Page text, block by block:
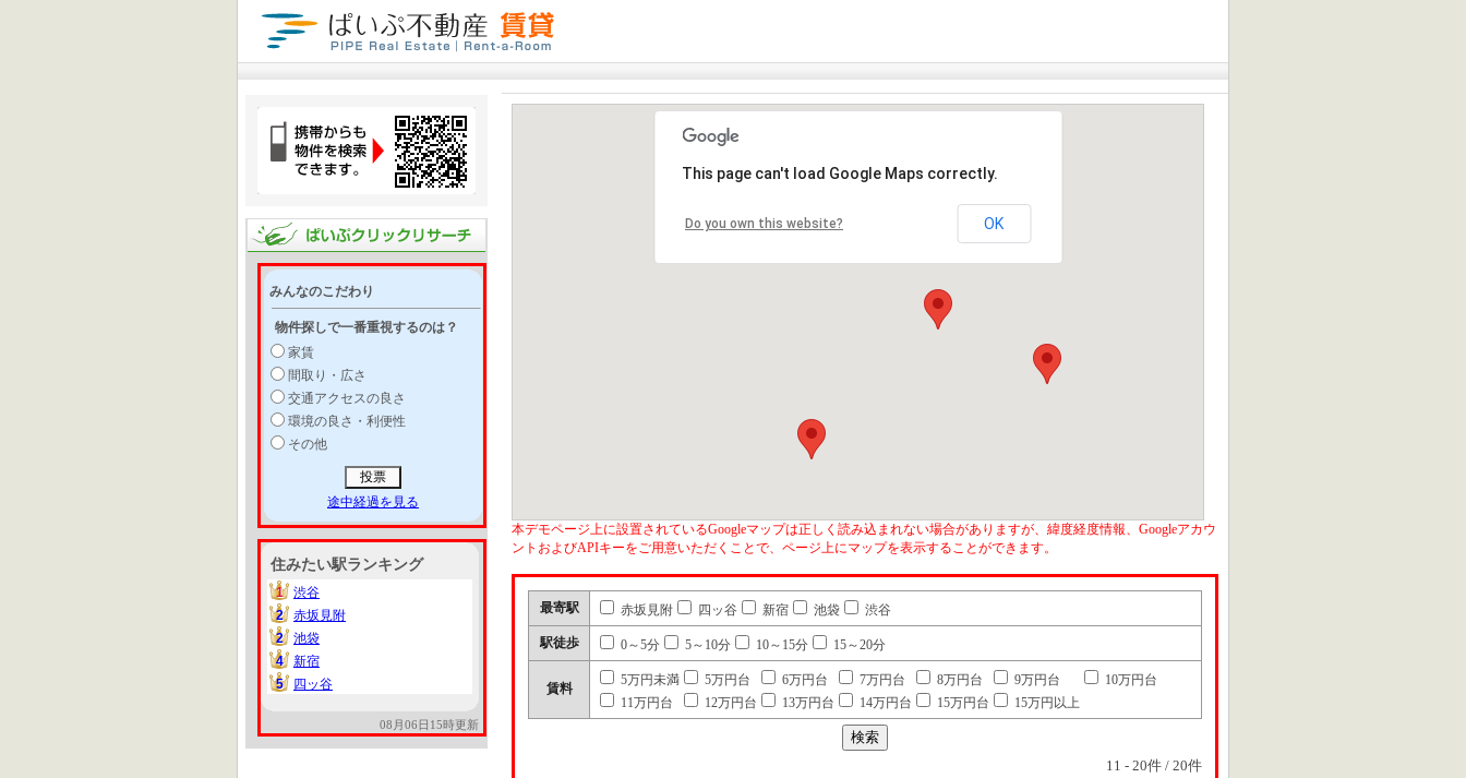
みんなのこだわり
物件探しで一番重視するのは？
家賃
間取り・広さ
交通アクセスの良さ
環境の良さ・利便性
その他
途中経過を見る
住みたい駅ランキング
1
1
渋谷
2
2
赤坂見附
2
2
池袋
4
4
新宿
5
5 四ッ谷
08月06日15時更新
This page can't load Google Maps correctly.
Do you own this website? OK
本デモページ上に設置されているGoogleマップは正しく読み込まれない場合がありますが、緯度経度情報、Googleアカウ
ントおよびAPIキーをご用意いただくことで、ページ上にマップを表示することができます。
最寄駅 赤坂見附 四ッ谷 新宿 池袋 渋谷
駅徒歩 0～5分 5～10分 10～15分 15～20分
賃料
5万円未満 5万円台 6万円台 7万円台 8万円台 9万円台
10万円台
11万円台
12万円台 13万円台 14万円台 15万円台 15万円以上
11 - 20件 / 20件